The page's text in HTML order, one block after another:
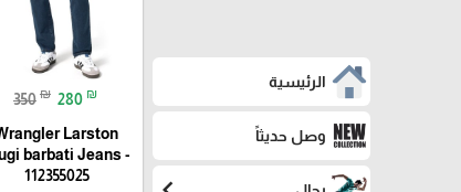
الرئيسية
وصل حديثاً
350 ₪ 280 ₪
Larston
barbati Jeans -
112355025